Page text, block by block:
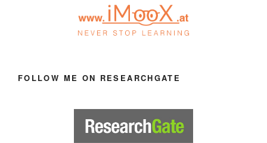
FOLLOW ME ON RESEARCHGATE